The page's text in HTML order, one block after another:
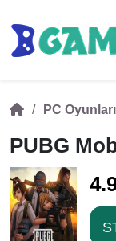
PC Oyunları
PUBG